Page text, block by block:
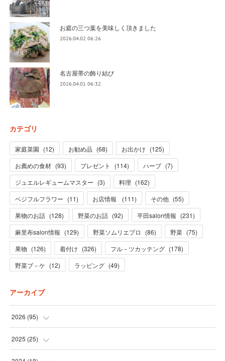
お庭の三つ葉を美味しく頂きました
2026.04.02 06:26
名古屋帯の飾り結び
2026.04.01 06:32
カテゴリ
家庭菜園 (12) お勧め品 (68) お出かけ (125)
お薦めの食材 (93) プレゼント (114) ハーブ (7)
ジュエルレギュームマスター (3) 料理 (162)
ベジフルフラワー (11) お店情報 (111) その他 (55)
果物のお話 (128) 野菜のお話 (92) 平田salon情報 (231)
麻里布salon情報 (129) 野菜ソムリエプロ (86) 野菜 (75)
果物 (126) 着付け (326) フル－ツカッテング (178)
野菜ブ－ケ (12) ラッピング (49)
アーカイブ
2026 (95)
(5
(31 )
2025 (25)